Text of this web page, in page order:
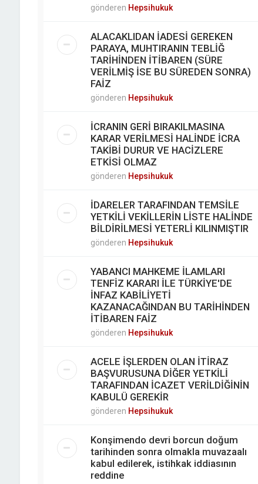
gönderen Hepsihukuk
ALACAKLIDAN İADESİ GEREKEN
PARAYA, MUHTIRANIN TEBLİĞ
TARİHİNDEN İTİBAREN (SÜRE
VERİLMİŞ İSE BU SÜREDEN SONRA)
FAİZ
gönderen Hepsihukuk
İCRANIN GERİ BIRAKILMASINA
KARAR VERİLMESİ HALİNDE İCRA
TAKİBİ DURUR VE HACİZLERE
ETKİSİ OLMAZ
gönderen Hepsihukuk
İDARELER TARAFINDAN TEMSİLE
YETKİLİ VEKİLLERİN LİSTE HALİNDE
BİLDİRİLMESİ YETERLİ KILINMIŞTIR
gönderen Hepsihukuk
YABANCI MAHKEME İLAMLARI
TENFİZ KARARI İLE TÜRKİYE'DE
İNFAZ KABİLİYETİ
KAZANACAĞINDAN BU TARİHİNDEN
İTİBAREN FAİZ
gönderen Hepsihukuk
ACELE İŞLERDEN OLAN İTİRAZ
BAŞVURUSUNA DİĞER YETKİLİ
TARAFINDAN İCAZET VERİLDİĞİNİN
KABULÜ GEREKİR
gönderen Hepsihukuk
Konşimendo devri borcun doğum
tarihinden sonra olmakla muvazaalı
kabul edilerek, istihkak iddiasının
reddine